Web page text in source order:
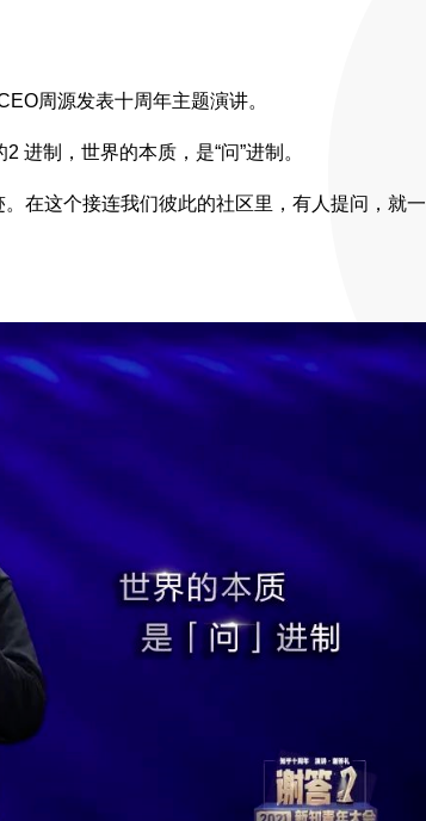
周源发表十周年主题演讲。
进制，世界的本质，是“问”进制。
在这个接连我们彼此的社区里，有人提问，就一